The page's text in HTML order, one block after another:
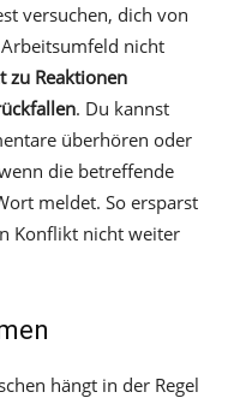
versuchen, dich von
nicht
zu Reaktionen
. Du kannst
überhören oder
die betreffende
meldet. So ersparst
Konflikt nicht weiter
hängt in der Regel